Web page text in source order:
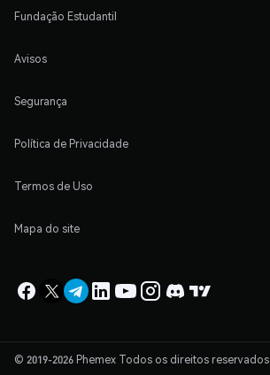
Fundação Estudantil
Avisos
Segurança
Política de Privacidade
Termos de Uso
Mapa do site
© 2019-2026 Phemex Todos os direitos reservados